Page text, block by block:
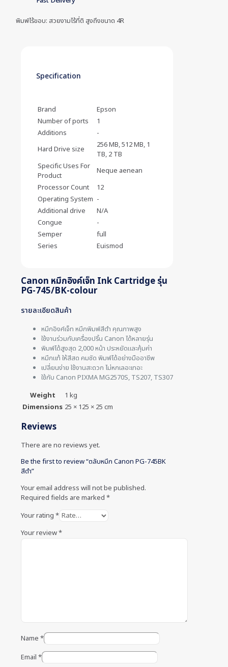
พิมพ์ไร้ขอบ: สวยงามไร้ที่ติ สูงถึงขนาด 4R
Specification
Brand
Epson
Number of ports
1
Additions
-
Hard Drive size
256 MB, 512 MB, 1
TB, 2 TB
Specific Uses For
Product
Neque aenean
Processor Count
12
Operating System -
Additional drive
N/A
Congue
-
Semper
full
Series
Euismod
Canon หมึกอิงค์เจ็ท Ink Cartridge รุ่น
PG-745/BK-colour
รายละเอียดสินค้า
หมึกอิงค์เจ็ท หมึกพิมพ์สีดำ คุณภาพสูง
ใช้งานร่วมกับเครื่องปริ้น Canon ได้หลายรุ่น
พิมพ์ได้สูงสุด 2,000 หน้า ประหยัดและคุ้มค่า
หมึกแท้ ให้สีสด คมชัด พิมพ์ได้อย่างมืออาชีพ
เปลี่ยนง่าย ใช้งานสะดวก ไม่หกเลอะเทอะ
ใช้กับ Canon PIXMA MG2570S, TS207, TS307
Weight
1 kg
Dimensions 25 × 125 × 25 cm
Reviews
There are no reviews yet.
Be the first to review “ตลับหมึก Canon PG-745BK
สีดำ”
Your email address will not be published.
Required fields are marked *
Your rating *
Your review*
Name *
Email *